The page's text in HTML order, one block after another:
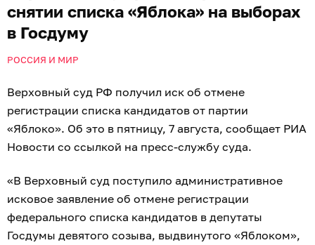
снятии списка «Яблока» на выборах
в Госдуму
РОССИЯ И МИР
Верховный суд РФ получил иск об отмене
регистрации списка кандидатов от партии
«Яблоко». Об это в пятницу, 7 августа, сообщает РИА
Новости со ссылкой на пресс-службу суда.
«В Верховный суд поступило административное
исковое заявление об отмене регистрации
федерального списка кандидатов в депутаты
Госдумы девятого созыва, выдвинутого «Яблоком»,